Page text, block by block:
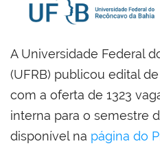
A Universidade Federal
(UFRB) publicou edital
com a oferta de 1323
interna para o semestre
disponível na página do